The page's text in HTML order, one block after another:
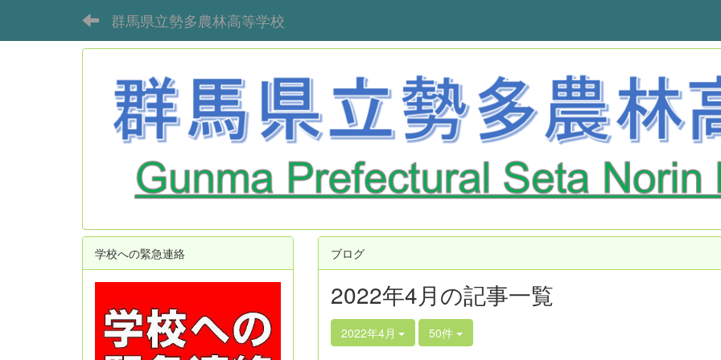
群馬県立勢多農林高等学校
ブログ
2022年4月の記事一覧
2022年4月 50件
学校への緊急連絡